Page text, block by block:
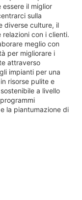
il miglior
sulla
diverse culture, il
con i clienti.
meglio con
per migliorare i
attraverso
impianti per una
risorse pulite e
a livello
la piantumazione di